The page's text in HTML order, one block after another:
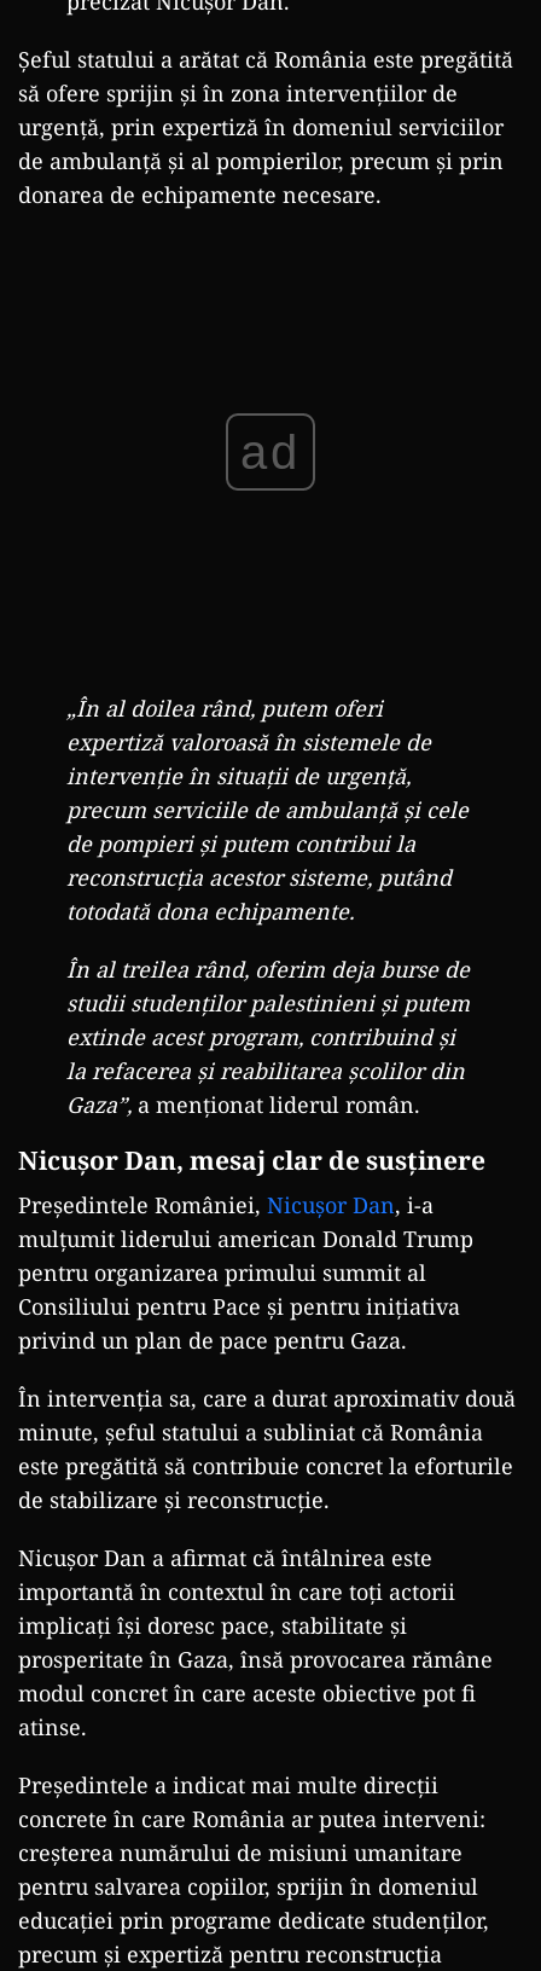
Șeful statului a arătat că România este pregătită
să ofere sprijin și în zona intervențiilor de
urgență, prin expertiză în domeniul serviciilor
de ambulanță și al pompierilor, precum și prin
donarea de echipamente necesare.
ad
„În al doilea rând, putem oferi
expertiză valoroasă în sistemele de
intervenție în situații de urgență,
precum serviciile de ambulanță și cele
de pompieri și putem contribui la
reconstrucția acestor sisteme, putând
totodată dona echipamente.
În al treilea rând, oferim deja burse de
studii studenților palestinieni și putem
extinde acest program, contribuind și
la refacerea și reabilitarea școlilor din
Gaza”, a menționat liderul român.
Nicușor Dan, mesaj clar de susținere
Președintele României, Nicușor Dan, i-a
mulțumit liderului american Donald Trump
pentru organizarea primului summit al
Consiliului pentru Pace și pentru inițiativa
privind un plan de pace pentru Gaza.
În intervenția sa, care a durat aproximativ două
minute, șeful statului a subliniat că România
este pregătită să contribuie concret la eforturile
de stabilizare și reconstrucție.
Nicușor Dan a afirmat că întâlnirea este
importantă în contextul în care toți actorii
implicați își doresc pace, stabilitate și
prosperitate în Gaza, însă provocarea rămâne
modul concret în care aceste obiective pot fi
atinse.
Președintele a indicat mai multe direcții
concrete în care România ar putea interveni:
creșterea numărului de misiuni umanitare
pentru salvarea copiilor, sprijin în domeniul
educației prin programe dedicate studenților,
precum și expertiză pentru reconstrucția